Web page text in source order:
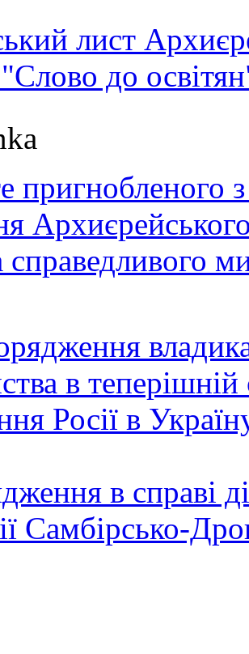
лист
до
пригнобленого
справедливого
в теперішній
Росії в
в справі
Самбірсько-